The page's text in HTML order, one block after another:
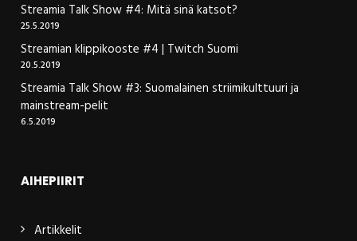
Streamia Talk Show #4: Mitä sinä katsot?
25.5.2019
Streamian klippikooste #4 | Twitch Suomi
20.5.2019
Streamia Talk Show #3: Suomalainen striimikulttuuri ja
mainstream-pelit
6.5.2019
AIHEPIIRIT
Artikkelit